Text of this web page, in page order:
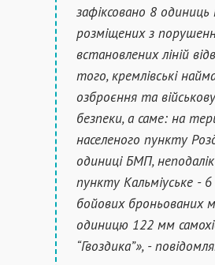
зафіксовано 8
розміщених з
встановлених ліній
того, кремлівські
озброєння та
безпеки, а саме: на
населеного пункту
одиниці БМП,
пункту Кальміуське -
бойових броньованих
одиницю 122 мм
“Гвоздика”», -